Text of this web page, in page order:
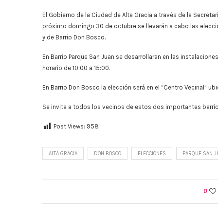
El Gobierno de la Ciudad de Alta Gracia a través de la
próximo domingo 30 de octubre se llevarán a cabo las
y de Barrio Don Bosco.
En Barrio Parque San Juan se desarrollaran en las
horario de 10:00 a 15:00.
En Barrio Don Bosco la elección será en el “Centro Vecinal”
Se invita a todos los vecinos de estos dos importantes
Post Views: 958
ALTA GRACIA DON BOSCO ELECCIONES PARQUE SAN
0